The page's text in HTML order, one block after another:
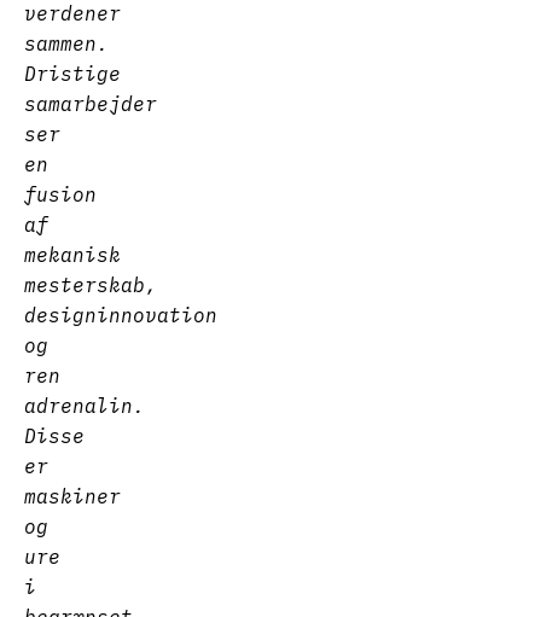
verdener
sammen.
Dristige
samarbejder
ser
en
fusion
af
mekanisk
mesterskab,
designinnovation
og
ren
adrenalin.
Disse
er
maskiner
og
ure
i